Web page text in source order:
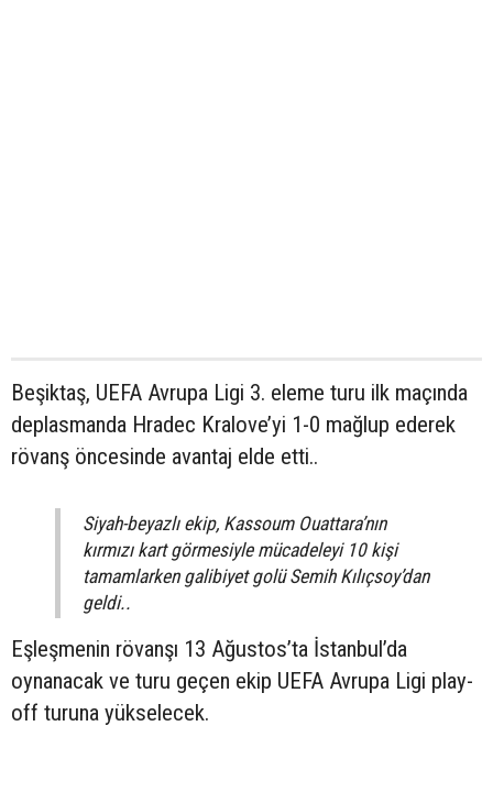
Beşiktaş, UEFA Avrupa Ligi 3. eleme turu ilk maçında
deplasmanda Hradec Kralove’yi 1-0 mağlup ederek
rövanş öncesinde avantaj elde etti..
Siyah-beyazlı ekip, Kassoum Ouattara’nın
kırmızı kart görmesiyle mücadeleyi 10 kişi
tamamlarken galibiyet golü Semih Kılıçsoy’dan
geldi..
Eşleşmenin rövanşı 13 Ağustos’ta İstanbul’da
oynanacak ve turu geçen ekip UEFA Avrupa Ligi play-
off turuna yükselecek.